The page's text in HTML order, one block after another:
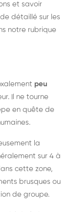
et savoir
détaillé sur les
notre rubrique
peu
Il ne tourne
en quête de
la
sur 4 à
cette zone,
brusques ou
de groupe.